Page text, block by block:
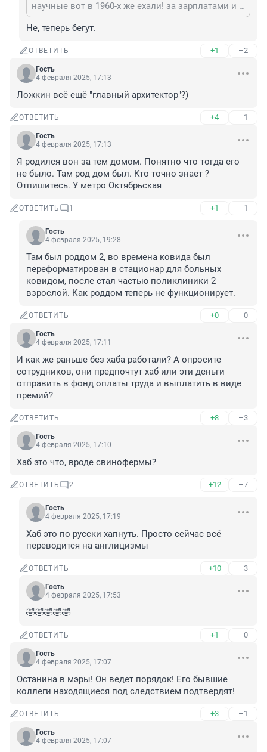
научные вот в 1960-х же ехали! за зарплатами и квартирами!
Не, теперь бегут.
ОТВЕТИТЬ +1 –2
Гость
4 февраля 2025, 17:13
Ложкин всё ещё "главный архитектор"?)
ОТВЕТИТЬ +4 –1
Гость
4 февраля 2025, 17:13
Я родился вон за тем домом. Понятно что тогда его
не было. Там род дом был. Кто точно знает ?
Отпишитесь. У метро Октябрьская
ОТВЕТИТЬ 1 +1 –1
Гость
4 февраля 2025, 19:28
Там был роддом 2, во времена ковида был
переформатирован в стационар для больных
ковидом, после стал частью поликлиники 2
взрослой. Как роддом теперь не функционирует.
ОТВЕТИТЬ +0 –0
Гость
4 февраля 2025, 17:11
И как же раньше без хаба работали? А опросите
сотрудников, они предпочтут хаб или эти деньги
отправить в фонд оплаты труда и выплатить в виде
премий?
ОТВЕТИТЬ +8 –3
Гость
4 февраля 2025, 17:10
Хаб это что, вроде свинофермы?
ОТВЕТИТЬ 2 +12 –7
Гость
4 февраля 2025, 17:19
Хаб это по русски хапнуть. Просто сейчас всё
переводится на англицизмы
ОТВЕТИТЬ +10 –3
Гость
4 февраля 2025, 17:53
🤣🤣🤣🤣🤣
ОТВЕТИТЬ +1 –0
Гость
4 февраля 2025, 17:07
Останина в мэры! Он ведет порядок! Его бывшие
коллеги находящиеся под следствием подтвердят!
ОТВЕТИТЬ +3 –1
Гость
4 февраля 2025, 17:07